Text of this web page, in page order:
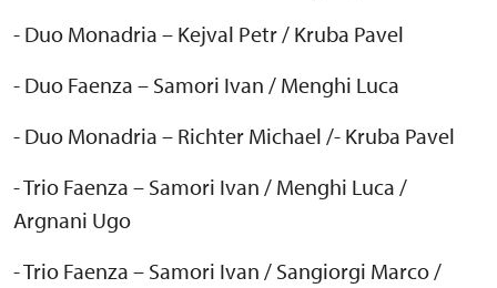
- Duo Monadria – Kejval Petr / Kruba Pavel
- Duo Faenza – Samori Ivan / Menghi Luca
- Duo Monadria – Richter Michael /- Kruba Pavel
- Trio Faenza – Samori Ivan / Menghi Luca /
Argnani Ugo
- Trio Faenza – Samori Ivan / Sangiorgi Marco /